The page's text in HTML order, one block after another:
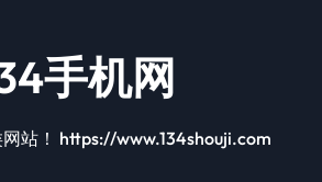
手机网
站！ https://www.134shouji.com